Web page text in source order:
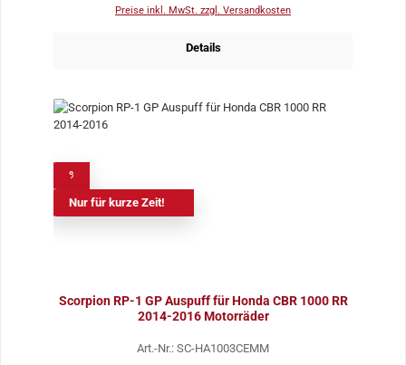
Preise inkl. MwSt. zzgl. Versandkosten
Details
Nur für kurze Zeit!
Scorpion RP-1 GP Auspuff für Honda CBR 1000 RR
2014-2016 Motorräder
Art.-Nr.: SC-HA1003CEMM